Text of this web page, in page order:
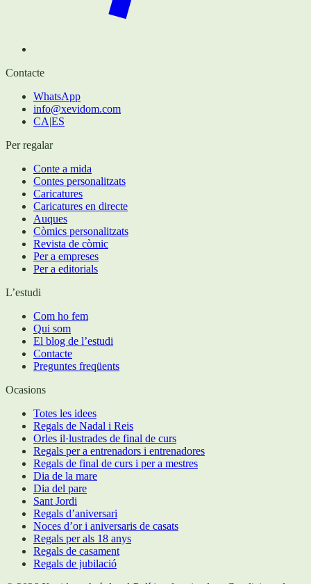
Contacte
WhatsApp
info@xevidom.com
CA|ES
Per regalar
Conte a mida
Contes personalitzats
Caricatures
Caricatures en directe
Auques
Còmics personalitzats
Revista de còmic
Per a empreses
Per a editorials
L’estudi
Com ho fem
Qui som
El blog de l’estudi
Contacte
Preguntes freqüents
Ocasions
Totes les idees
Regals de Nadal i Reis
Orles il·lustrades de final de curs
Regals per a entrenadors i entrenadores
Regals de final de curs i per a mestres
Dia de la mare
Dia del pare
Sant Jordi
Regals d’aniversari
Noces d’or i aniversaris de casats
Regals per als 18 anys
Regals de casament
Regals de jubilació